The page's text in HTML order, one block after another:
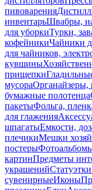
пивоварения
инвентарьШвабры,
для уборкиТурки,
кофейникиЧайники
для чайников,
кувшины
прищепки
мусораОрганайзеры,
бумажные полотенца
пакетыФольга,
для глажения
шпагатыЕмкости,
плечикиМешки
постеры
картинПредметы
украшенийСтатуэтки
сувенирныеИконы